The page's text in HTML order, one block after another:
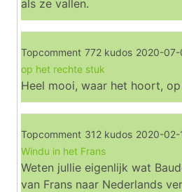
als ze vallen.
Topcomment 772 kudos 2020-07-
op het rechte stuk
Heel mooi, waar het hoort,
Topcomment 312 kudos 2020-02-
Windu in het Frans
Weten jullie eigenlijk wat
van Frans naar Nederlands